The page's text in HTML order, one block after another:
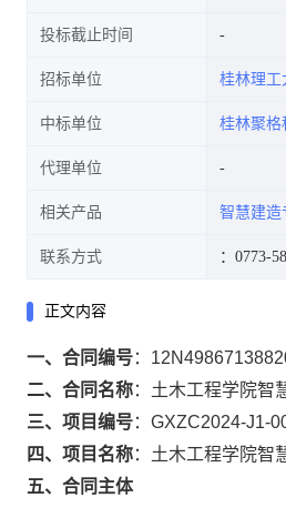
投标截止时间
招标单位 桂林理工
中标单位 桂林聚格
代理单位
相关产品 智慧建造
联系方式 ：0773-
正文内容
一、合同编号：
二、合同名称： 土木工程学院智
三、项目编号： GXZC2024-J1-
四、项目名称： 土木工程学院智
五、合同主体